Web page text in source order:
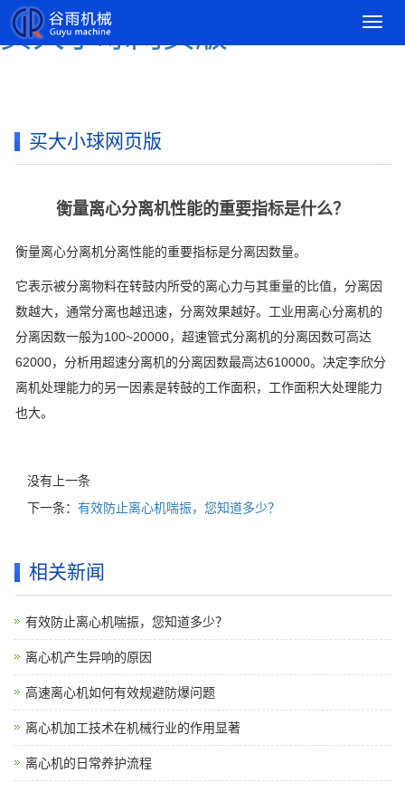
买大小球网页版
导
买大小球网页版
衡量离心分离机性能的重要指标是什么？
衡量离心分离机分离性能的重要指标是分离因数量。
它表示被分离物料在转鼓内所受的离心力与其重量的比值，分离因
数越大，通常分离也越迅速，分离效果越好。工业用离心分离机的
分离因数一般为100~20000，超速管式分离机的分离因数可高达
62000，分析用超速分离机的分离因数最高达610000。决定李欣分
离机处理能力的另一因素是转鼓的工作面积，工作面积大处理能力
也大。
没有上一条
下一条： 有效防止离心机喘振，您知道多少？
相关新闻
有效防止离心机喘振，您知道多少？
离心机产生异响的原因
高速离心机如何有效规避防爆问题
离心机加工技术在机械行业的作用显著
离心机的日常养护流程